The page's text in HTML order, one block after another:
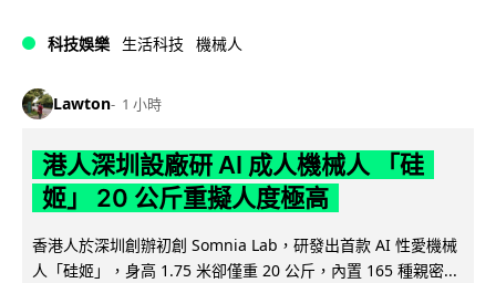
科技娛樂 生活科技 機械人
Lawton 1 小時
港人深圳設廠研 AI 成人機械人 「硅
姬」 20 公斤重擬人度極高
香港人於深圳創辦初創 Somnia Lab，研發出首款 AI 性愛機械
人「硅姬」，身高 1.75 米卻僅重 20 公斤，內置 165 種親密...